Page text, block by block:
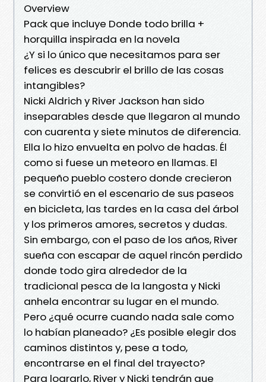
Overview
Pack que incluye Donde todo brilla +
horquilla inspirada en la novela
¿Y si lo único que necesitamos para ser
felices es descubrir el brillo de las cosas
intangibles?
Nicki Aldrich y River Jackson han sido
inseparables desde que llegaron al mundo
con cuarenta y siete minutos de diferencia.
Ella lo hizo envuelta en polvo de hadas. Él
como si fuese un meteoro en llamas. El
pequeño pueblo costero donde crecieron
se convirtió en el escenario de sus paseos
en bicicleta, las tardes en la casa del árbol
y los primeros amores, secretos y dudas.
Sin embargo, con el paso de los años, River
sueña con escapar de aquel rincón perdido
donde todo gira alrededor de la
tradicional pesca de la langosta y Nicki
anhela encontrar su lugar en el mundo.
Pero ¿qué ocurre cuando nada sale como
lo habían planeado? ¿Es posible elegir dos
caminos distintos y, pese a todo,
encontrarse en el final del trayecto?
Para lograrlo, River y Nicki tendrán que